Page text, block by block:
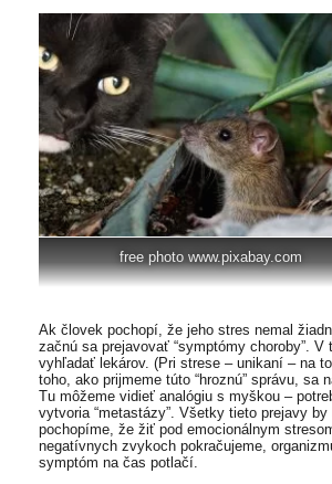
free photo www.pixabay.com
Ak človek pochopí, že jeho stres nemal
začnú sa prejavovať “symptómy choroby”.
vyhľadať lekárov. (Pri strese – unikaní – na
toho, ako prijmeme túto “hroznú” správu,
Tu môžeme vidieť analógiu s myškou –
vytvoria “metastázy”. Všetky tieto prejavy
pochopíme, že žiť pod emocionálnym
negatívnych zvykoch pokračujeme,
symptóm na čas potlačí.